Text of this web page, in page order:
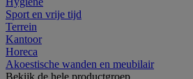
Sport en vrije tijd
Terrein
Kantoor
Horeca
Akoestische wanden en meubilair
Bekijk de hele productgroep